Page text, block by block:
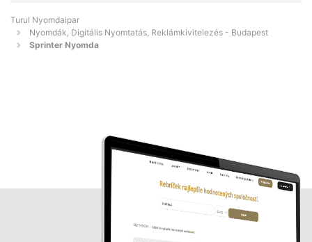
Turul Nyomdaipar
Nyomdák, Digitális Nyomtatás, Reklámkivitelezés - Budapest
Sprinter Nyomda